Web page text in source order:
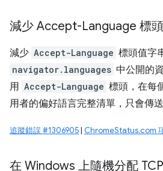
減少 Accept-Language 標
減少 Accept-Language 標頭值字
navigator.languages 中公開的
用 Accept-Language 標頭，在每
用者的偏好語言完整清單，只會傳
追蹤錯誤 #1306905| ChromeStatus.com
在 Windows 上隨機分配